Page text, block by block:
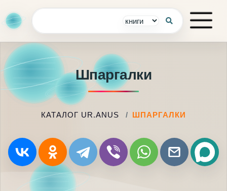
Шпаргалки
КАТАЛОГ UR.ANUS ШПАРГАЛКИ